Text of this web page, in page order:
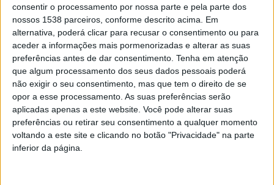
consentir o processamento por nossa parte e pela parte dos
nossos 1538 parceiros, conforme descrito acima. Em
alternativa, poderá clicar para recusar o consentimento ou para
aceder a informações mais pormenorizadas e alterar as suas
preferências antes de dar consentimento. Tenha em atenção
que algum processamento dos seus dados pessoais poderá
não exigir o seu consentimento, mas que tem o direito de se
opor a esse processamento. As suas preferências serão
aplicadas apenas a este website. Você pode alterar suas
preferências ou retirar seu consentimento a qualquer momento
voltando a este site e clicando no botão "Privacidade" na parte
inferior da página.
António Gonçalves leva o
casaco do Fernando Mendes
no Preço Certo